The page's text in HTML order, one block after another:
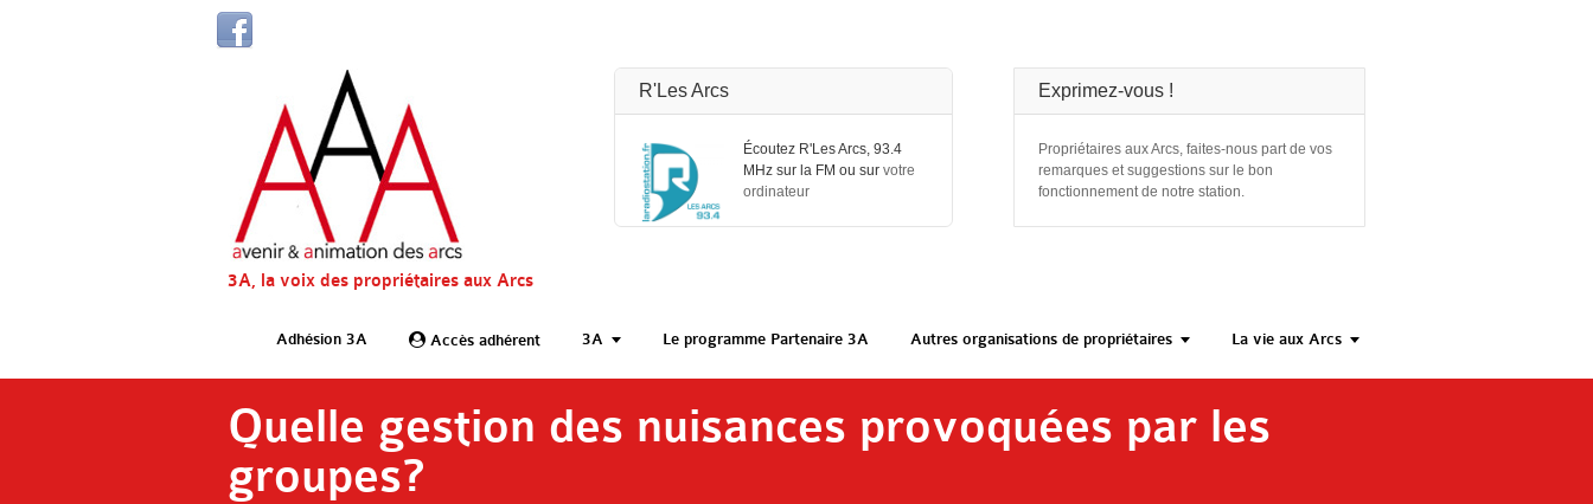
3A, la voix des propriétaires aux Arcs
R'Les Arcs
Écoutez R'Les Arcs, 93.4
MHz sur la FM ou survotre
ordinateur
Exprimez-vous !
Propriétaires aux Arcs, faites-nous part de vos
remarques et suggestions sur le bon
fonctionnement de notre station.
Adhésion 3A Accès adhérent 3A Le programme Partenaire 3A Autres organisations de propriétaires La vie aux Arcs
Quelle gestion des nuisances provoquées par les
groupes?